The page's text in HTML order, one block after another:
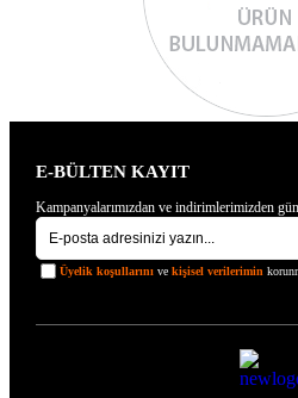
E-BÜLTEN KAYIT
Kampanyalarımızdan ve indirimlerimizden
Üyelik koşullarınıve kişisel verilerimin